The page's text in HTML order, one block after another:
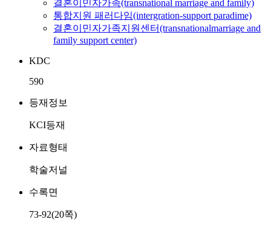
결혼이민자가족(transnational marriage and family)
통합지원 패러다임(intergration-support paradime)
결혼이민자가족지원센터(transnationalmarriage and
family support center)
KDC
590
등재정보
KCI등재
자료형태
학술저널
수록면
73-92(20쪽)